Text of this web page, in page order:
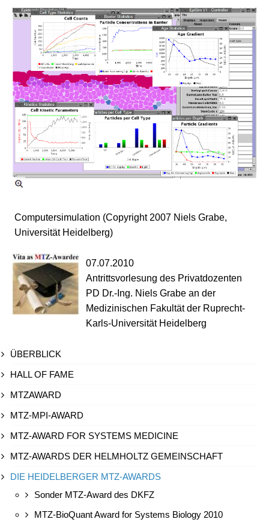
Computersimulation (Copyright 2007 Niels Grabe,
Universität Heidelberg)
07.07.2010
Antrittsvorlesung des Privatdozenten
PD Dr.-Ing. Niels Grabe an der
Medizinischen Fakultät der Ruprecht-
Karls-Universität Heidelberg
ÜBERBLICK
HALL OF FAME
MTZAWARD
MTZ-MPI-AWARD
MTZ-AWARD FOR SYSTEMS MEDICINE
MTZ-AWARDS DER HELMHOLTZ GEMEINSCHAFT
DIE HEIDELBERGER MTZ-AWARDS
Sonder MTZ-Award des DKFZ
MTZ-BioQuant Award for Systems Biology 2010